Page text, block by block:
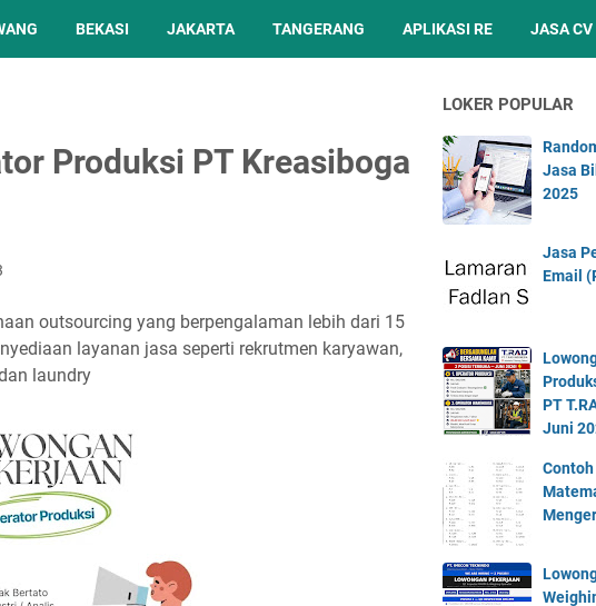
BEKASI JAKARTA TANGERANG APLIKASI RE JASA
Produksi PT Kreasiboga
outsourcing yang berpengalaman lebih dari 15
layanan jasa seperti rekrutmen karyawan,
laundry
LOKER POPULAR
Jasa
2025
Jasa
Email
PT
Juni